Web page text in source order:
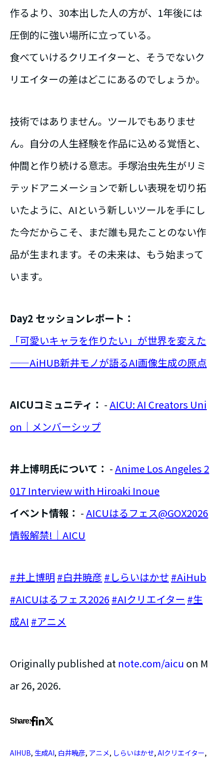
作るより、30本出した人の方が、1年後には
圧倒的に強い場所に立っている。
食べていけるクリエイターと、そうでないク
リエイターの差はどこにあるのでしょうか。
技術ではありません。ツールでもありませ
ん。自分の人生経験を作品に込める覚悟と、
仲間と作り続ける意志。手塚治虫先生がリミ
テッドアニメーションで新しい表現を切り拓
いたように、AIという新しいツールを手にし
た今だからこそ、まだ誰も見たことのない作
品が生まれます。その未来は、もう始まって
います。
Day2 セッションレポート：
「可愛いキャラを作りたい」が世界を変えた
——AiHUB新井モノが語るAI画像生成の原点
AICUコミュニティ： - AICU: AI Creators Uni
on｜メンバーシップ
井上博明氏について： - Anime Los Angeles 2
017 Interview with Hiroaki Inoue
イベント情報： - AICUはるフェス@GOX2026
情報解禁!｜AICU
#井上博明 #白井暁彦 #しらいはかせ #AiHub
#AICUはるフェス2026 #AIクリエイター #生
成AI #アニメ
Originally published at note.com/aicu on M
ar 26, 2026.
Share:
AIHUB, 生成AI, 白井暁彦, アニメ, しらいはかせ, AIクリエイター,